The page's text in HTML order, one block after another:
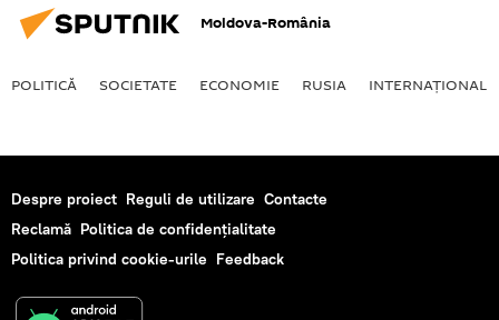
Moldova-România
POLITICĂ SOCIETATE ECONOMIE RUSIA INTERNAŢIONAL
Despre proiect Reguli de utilizare Contacte
Reclamă Politica de confidențialitate
Politica privind cookie-urile Feedback